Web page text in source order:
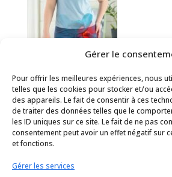
Gérer le
Pour offrir les meilleures expériences, nous
telles que les cookies pour stocker et/ou
des appareils. Le fait de consentir à ces
de traiter des données telles que le
les ID uniques sur ce site. Le fait de ne pas
consentement peut avoir un effet négatif sur
et fonctions.
Gérer les services
Hanche douloureuse : comment le
prévenir et soulager la coxalgie